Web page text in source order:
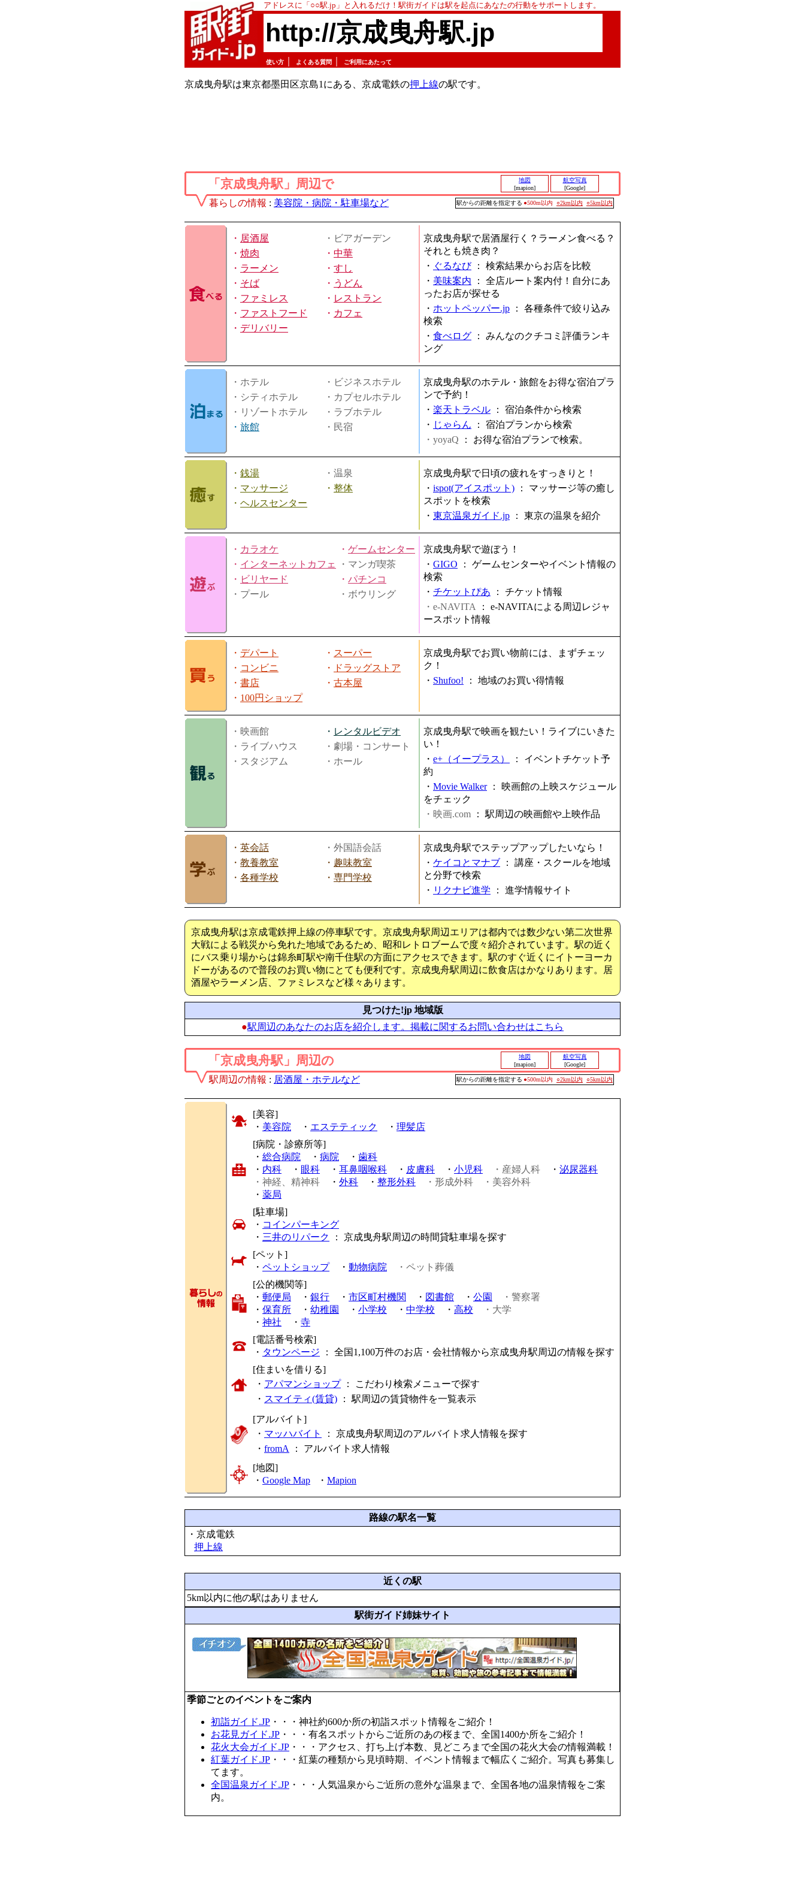
アドレスに「○○駅.jp」と入れるだけ！駅街ガイドは駅を起点にあなたの行動をサポートします。
http://京成曳舟駅.jp
使い方 よくある質問 ご利用にあたって
京成曳舟駅は東京都墨田区京島1にある、京成電鉄の押上線の駅です。
「京成曳舟駅」周辺で
地図
[mapion]
航空写真
[Google]
暮らしの情報 : 美容院・病院・駐車場など 駅からの距離を指定する ●500m以内 ○2km以内 ○5km以内
・ 居酒屋
・ビアガーデン
・ 焼肉 ・ 中華
・ ラーメン ・ すし
・ そば ・ うどん
・ ファミレス ・ レストラン
・ ファストフード ・ カフェ
・ デリバリー
京成曳舟駅で居酒屋行く？ラーメン食べる？
それとも焼き肉？
・ ぐるなび： 検索結果からお店を比較
・ 美味案内 ： 全店ルート案内付！自分にあ
ったお店が探せる
・ ホットペッパー.jp ： 各種条件で絞り込み
検索
・ 食べログ ： みんなのクチコミ評価ランキ
ング
・ホテル
・ビジネスホテル
・シティホテル
・カプセルホテル
・リゾートホテル
・ラブホテル
・ 旅館 ・民宿
京成曳舟駅のホテル・旅館をお得な宿泊プラ
ンで予約！
・ 楽天トラベル ： 宿泊条件から検索
・ じゃらん ： 宿泊プランから検索
・yoyaQ ： お得な宿泊プランで検索。
・ 銭湯
・温泉
・ マッサージ ・ 整体
・ ヘルスセンター
京成曳舟駅で日頃の疲れをすっきりと！
・ ispot(アイスポット) ： マッサージ等の癒し
スポットを検索
・ 東京温泉ガイド.jp ： 東京の温泉を紹介
・ カラオケ ・ ゲームセンター
・ インターネットカフェ
・マンガ喫茶
・ ビリヤード ・ パチンコ
・プール
・ボウリング
京成曳舟駅で遊ぼう！
・ GIGO ： ゲームセンターやイベント情報の
検索
・ チケットぴあ ： チケット情報
・e-NAVITA
： e-NAVITAによる周辺レジャ
ースポット情報
・ デパート ・ スーパー
・ コンビニ ・
ドラッグストア
・ 書店 ・ 古本屋
・ 100円ショップ
京成曳舟駅でお買い物前には、まずチェッ
ク！
・ Shufoo! ： 地域のお買い得情報
・映画館 ・ レンタルビデオ
・ライブハウス
・劇場・コンサート
・スタジアム
・ホール
京成曳舟駅で映画を観たい！ライブにいきた
い！
・ e+（イープラス） ： イベントチケット予
約
・ Movie Walker： 映画館の上映スケジュール
をチェック
・映画.com ： 駅周辺の映画館や上映作品
・ 英会話
・外国語会話
・ 教養教室 ・ 趣味教室
・ 各種学校 ・ 専門学校
京成曳舟駅でステップアップしたいなら！
・ ケイコとマナブ ： 講座・スクールを地域
と分野で検索
・ リクナビ進学 ： 進学情報サイト
京成曳舟駅は京成電鉄押上線の停車駅です。京成曳舟駅周辺エリアは都内では数少ない第二次世界
大戦による戦災から免れた地域であるため、昭和レトロブームで度々紹介されています。駅の近く
にバス乗り場からは錦糸町駅や南千住駅の方面にアクセスできます。駅のすぐ近くにイトーヨーカ
ドーがあるので普段のお買い物にとても便利です。京成曳舟駅周辺に飲食店はかなりあります。居
酒屋やラーメン店、ファミレスなど様々あります。
見つけた!jp 地域版
●駅周辺のあなたのお店を紹介します。掲載に関するお問い合わせはこちら
「京成曳舟駅」周辺の
地図
[mapion]
航空写真
[Google]
駅周辺の情報 : 居酒屋・ホテルなど 駅からの距離を指定する ●500m以内 ○2km以内 ○5km以内
[美容]
・ 美容院 ・ エステティック ・ 理髪店
[病院・診療所等]
・ 総合病院 ・ 病院 ・ 歯科
・ 内科 ・ 眼科 ・ 耳鼻咽喉科 ・ 皮膚科 ・ 小児科 ・産婦人科 ・ 泌尿器科
・神経、精神科 ・ 外科 ・ 整形外科 ・形成外科
・美容外科
・ 薬局
[駐車場]
・ コインパーキング
・ 三井のリパーク
： 京成曳舟駅周辺の時間貸駐車場を探す
[ペット]
・ ペットショップ・ 動物病院
・ペット葬儀
[公的機関等]
・ 郵便局 ・ 銀行 ・ 市区町村機関 ・ 図書館 ・ 公園
・警察署
・ 保育所 ・ 幼稚園 ・ 小学校 ・ 中学校 ・ 高校
・大学
・ 神社 ・ 寺
[電話番号検索]
・ タウンページ ： 全国1,100万件のお店・会社情報から京成曳舟駅周辺の情報を探す
[住まいを借りる]
・ アパマンショップ： こだわり検索メニューで探す
・ スマイティ(賃貸) ： 駅周辺の賃貸物件を一覧表示
[アルバイト]
・ マッハバイト
： 京成曳舟駅周辺のアルバイト求人情報を探す
・ fromA ： アルバイト求人情報
[地図]
・ Google Map ・ Mapion
路線の駅名一覧
・京成電鉄
押上線
近くの駅
5km以内に他の駅はありません
駅街ガイド姉妹サイト
季節ごとのイベントをご案内
初詣ガイド.JP ・・・神社約600か所の初詣スポット情報をご紹介！
お花見ガイド.JP ・・・有名スポットからご近所のあの桜まで、全国1400か所をご紹介！
花火大会ガイド.JP ・・・アクセス、打ち上げ本数、見どころまで全国の花火大会の情報満載！
紅葉ガイド.JP ・・・紅葉の種類から見頃時期、イベント情報まで幅広くご紹介。写真も募集し
てます。
全国温泉ガイド.JP ・・・人気温泉からご近所の意外な温泉まで、全国各地の温泉情報をご案
内。